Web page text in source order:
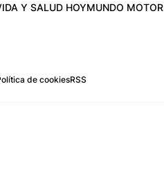
Y SALUD HOYMUNDO MOTOR
de cookiesRSS